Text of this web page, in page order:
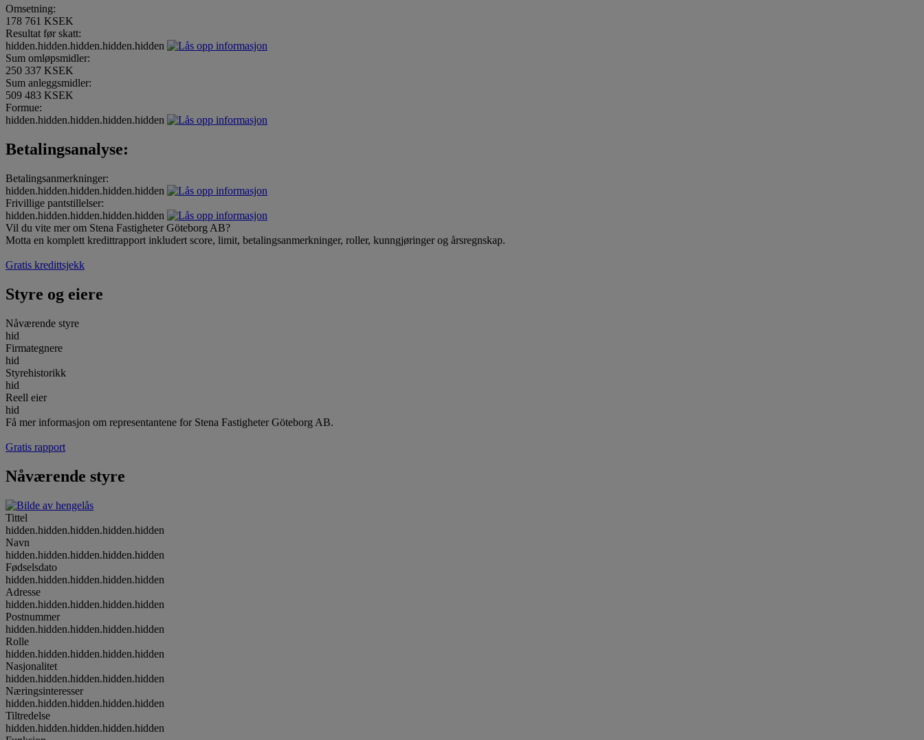
Omsetning:
178 761 KSEK
Resultat før skatt:
hidden.hidden.hidden.hidden.hidden
Sum omløpsmidler:
250 337 KSEK
Sum anleggsmidler:
509 483 KSEK
Formue:
hidden.hidden.hidden.hidden.hidden
Betalingsanalyse:
Betalingsanmerkninger:
hidden.hidden.hidden.hidden.hidden
Frivillige pantstillelser:
hidden.hidden.hidden.hidden.hidden
Vil du vite mer om Stena Fastigheter Göteborg AB?
Motta en komplett kredittrapport inkludert score, limit, betalingsanmerkninger, roller, kunngjøringer og årsregnskap.
Gratis kredittsjekk
Styre og eiere
Nåværende styre
hid
Firmategnere
hid
Styrehistorikk
hid
Reell eier
hid
Få mer informasjon om representantene for Stena Fastigheter Göteborg AB.
Gratis rapport
Nåværende styre
Tittel
hidden.hidden.hidden.hidden.hidden
Navn
hidden.hidden.hidden.hidden.hidden
Fødselsdato
hidden.hidden.hidden.hidden.hidden
Adresse
hidden.hidden.hidden.hidden.hidden
Postnummer
hidden.hidden.hidden.hidden.hidden
Rolle
hidden.hidden.hidden.hidden.hidden
Nasjonalitet
hidden.hidden.hidden.hidden.hidden
Næringsinteresser
hidden.hidden.hidden.hidden.hidden
Tiltredelse
hidden.hidden.hidden.hidden.hidden